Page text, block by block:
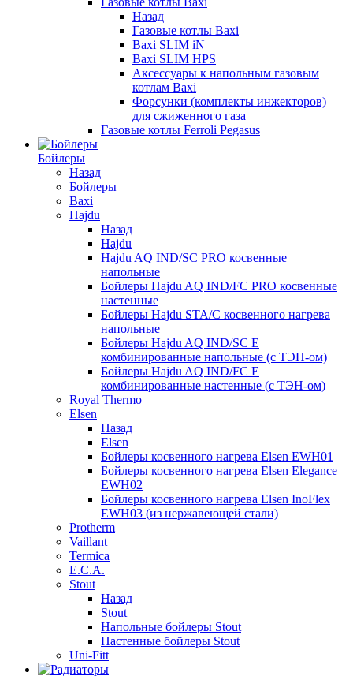
Назад
Газовые котлы Baxi
Baxi SLIM iN
Baxi SLIM HPS
Аксессуары к напольным газовым
котлам Baxi
Форсунки (комплекты инжекторов)
для сжиженного газа
Газовые котлы Ferroli Pegasus
Бойлеры
Назад
Бойлеры
Baxi
Hajdu
Назад
Hajdu
Hajdu AQ IND/SC PRO косвенные
напольные
Бойлеры Hajdu AQ IND/FC PRO косвенные
настенные
Бойлеры Hajdu STA/C косвенного нагрева
напольные
Бойлеры Hajdu AQ IND/SC E
комбинированные напольные (с ТЭН-ом)
Бойлеры Hajdu AQ IND/FC E
комбинированные настенные (с ТЭН-ом)
Royal Thermo
Elsen
Назад
Elsen
Бойлеры косвенного нагрева Elsen EWH01
Бойлеры косвенного нагрева Elsen Elegance
EWH02
Бойлеры косвенного нагрева Elsen InoFlex
EWH03 (из нержавеющей стали)
Protherm
Vaillant
Termica
E.C.A.
Stout
Назад
Stout
Напольные бойлеры Stout
Настенные бойлеры Stout
Uni-Fitt